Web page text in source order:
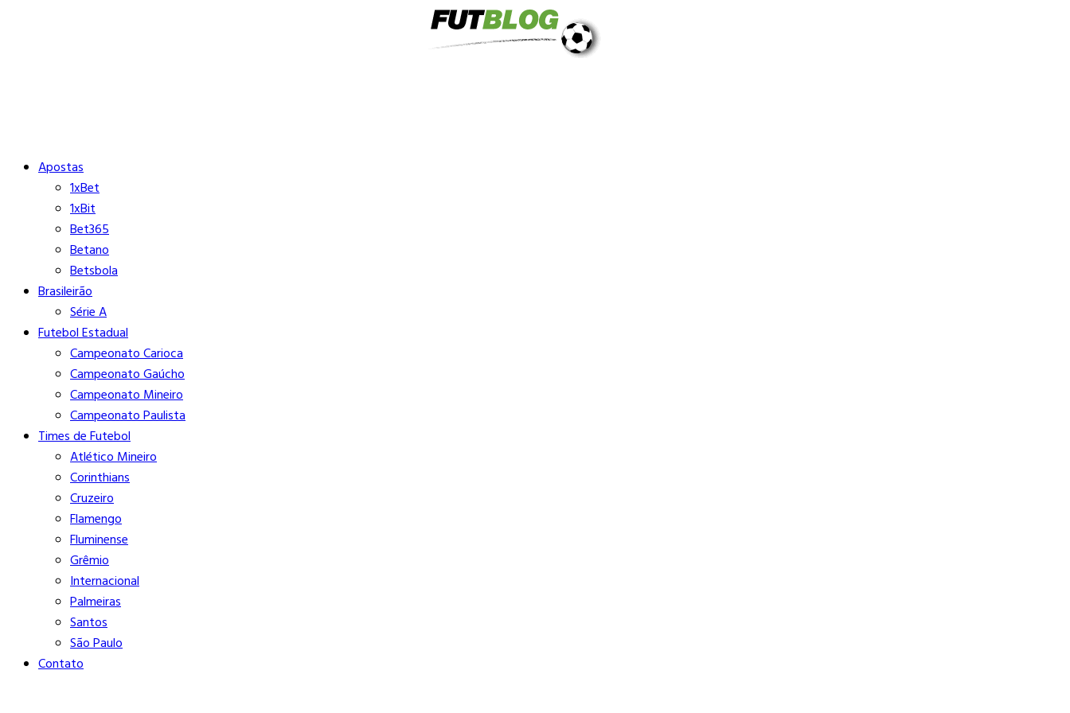
Apostas
1xBet
1xBit
Bet365
Betano
Betsbola
Brasileirão
Série A
Futebol Estadual
Campeonato Carioca
Campeonato Gaúcho
Campeonato Mineiro
Campeonato Paulista
Times de Futebol
Atlético Mineiro
Corinthians
Cruzeiro
Flamengo
Fluminense
Grêmio
Internacional
Palmeiras
Santos
São Paulo
Contato